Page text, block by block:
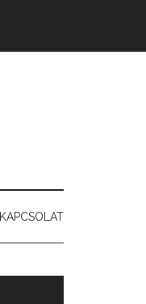
KAPCSOLAT